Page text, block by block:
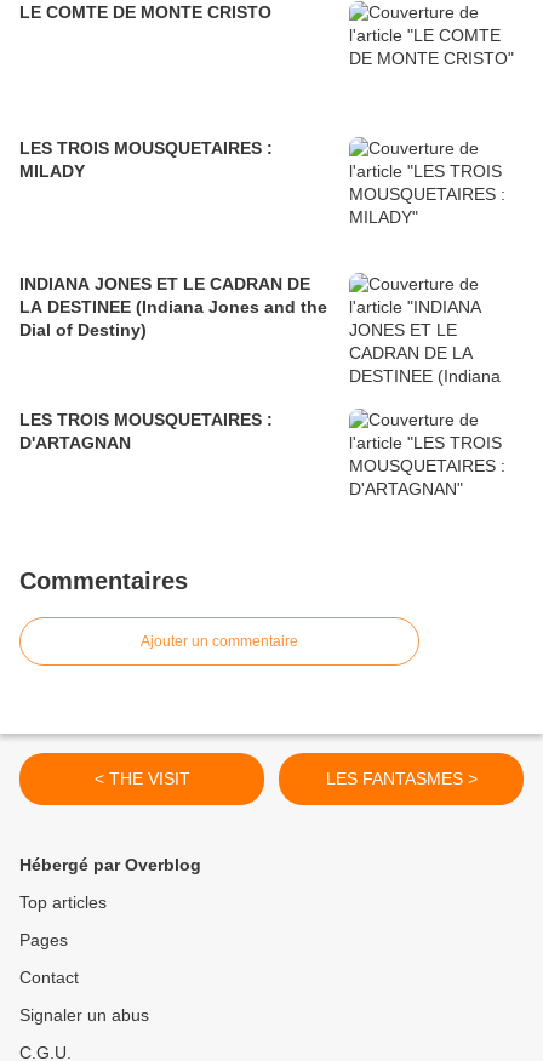
LE COMTE DE MONTE CRISTO
LES TROIS MOUSQUETAIRES :
MILADY
INDIANA JONES ET LE CADRAN DE
LA DESTINEE (Indiana Jones and the
Dial of Destiny)
LES TROIS MOUSQUETAIRES :
D'ARTAGNAN
Commentaires
Ajouter un commentaire
< THE VISIT LES FANTASMES >
Hébergé par Overblog
Top articles
Pages
Contact
Signaler un abus
C.G.U.